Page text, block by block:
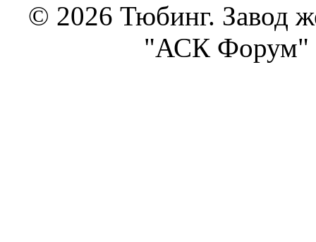
© 2026 Тюбинг. Завод
"АСК Форум"